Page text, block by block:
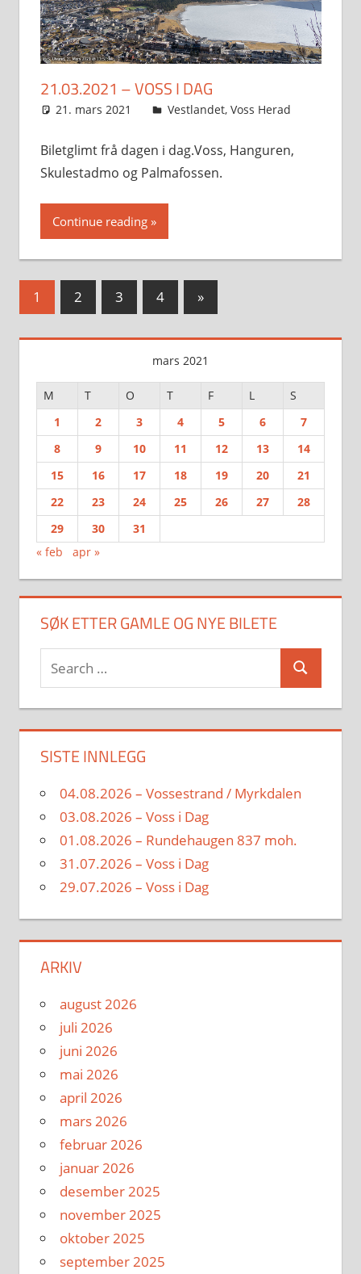
21.03.2021 – VOSS I DAG
21. mars 2021 Svein
Vestlandet, Voss Herad
Biletglimt frå dagen i dag.Voss, Hanguren,
Skulestadmo og Palmafossen.
Continue reading
Sidepaginering
1 2 3 4
Next
Posts
»
mars 2021
M T O T F L
S
1
2 3 4 5 6
7
8
9 10 11 12 13
14
15
16 17 18 19 20
21
22
23 24 25 26 27
28
29
30
31
« feb
apr »
SØK ETTER GAMLE OG NYE BILETE
Search
for:
Search
SISTE INNLEGG
04.08.2026 – Vossestrand / Myrkdalen
03.08.2026 – Voss i Dag
01.08.2026 – Rundehaugen 837 moh.
31.07.2026 – Voss i Dag
29.07.2026 – Voss i Dag
ARKIV
august 2026
juli 2026
juni 2026
mai 2026
april 2026
mars 2026
februar 2026
januar 2026
desember 2025
november 2025
oktober 2025
september 2025